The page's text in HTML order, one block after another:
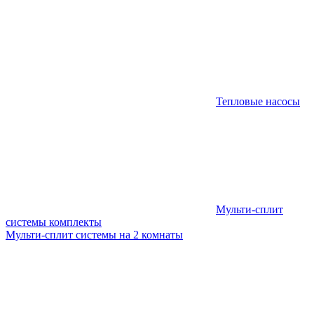
Тепловые насосы
Мульти-сплит
системы комплекты
Мульти-сплит системы на 2 комнаты